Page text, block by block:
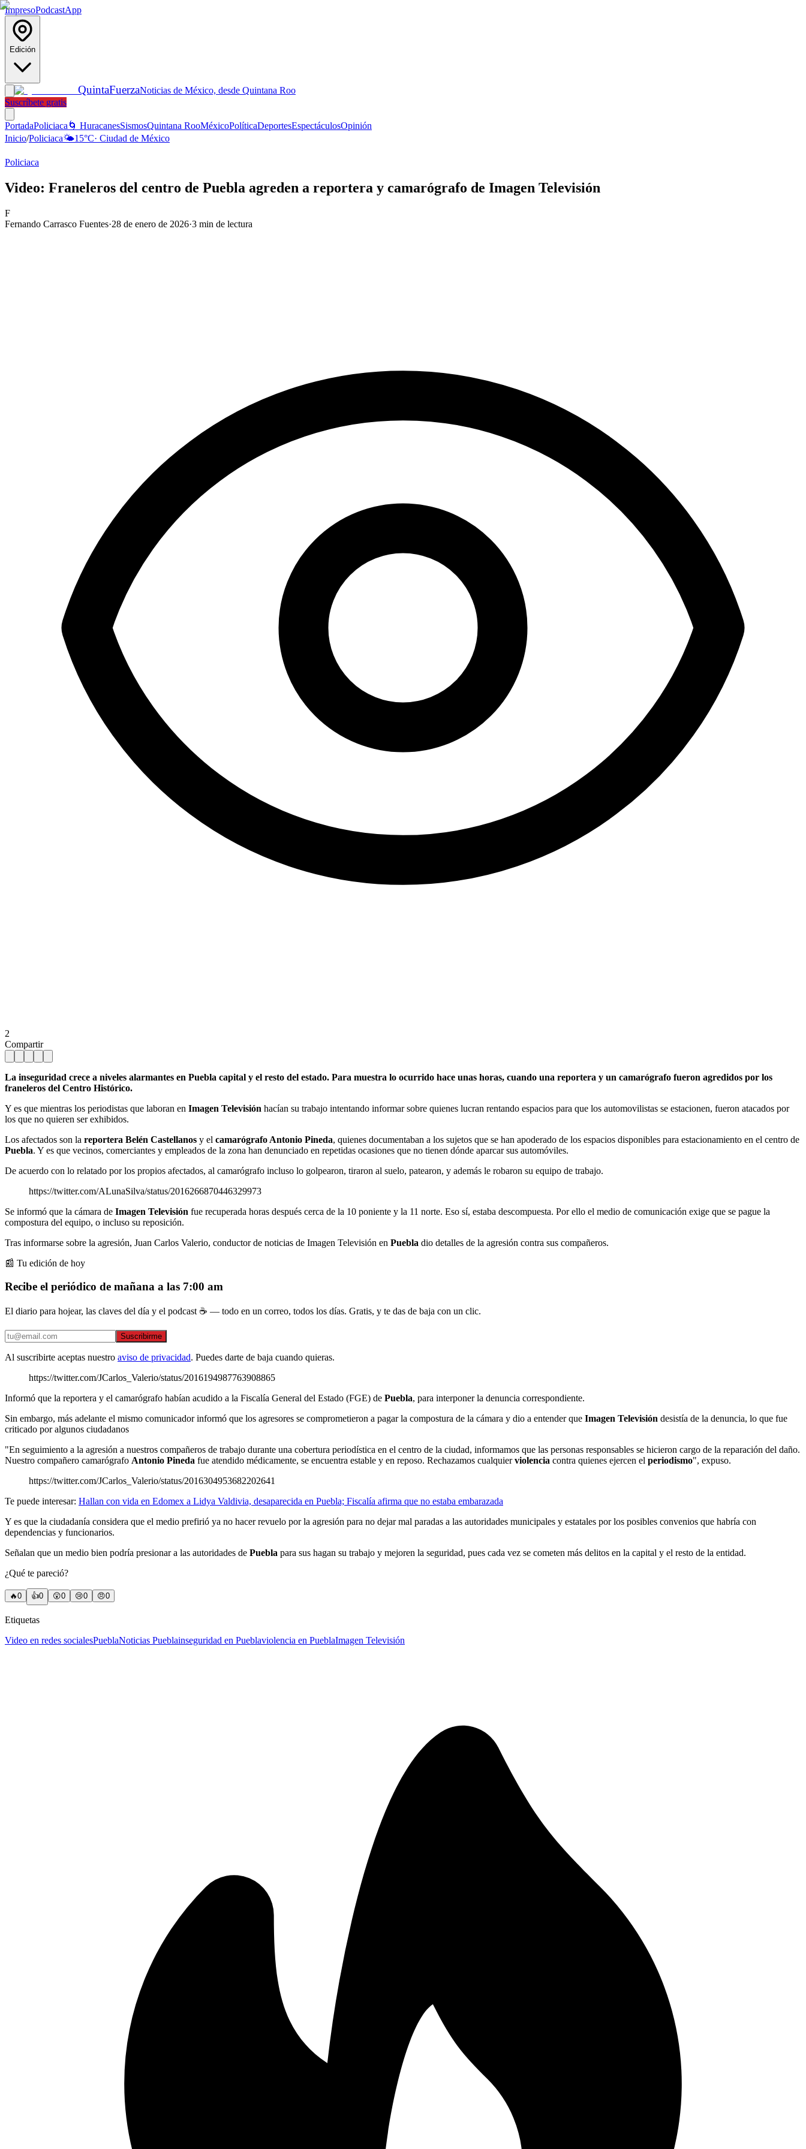
ImpresoPodcastApp
Edición
QuintaFuerzaNoticias de México, desde Quintana Roo
Suscríbete gratis
PortadaPoliciaca 🌀 HuracanesSismosQuintana RooMéxicoPolíticaDeportesEspectáculosOpinión
Inicio/Policiaca🌤️15°C· Ciudad de México
Policiaca
Video: Franeleros del centro de Puebla agreden a reportera y camarógrafo de Imagen Televisión
F
Fernando Carrasco Fuentes·28 de enero de 2026·3 min de lectura
2
Compartir
La inseguridad crece a niveles alarmantes en Puebla capital y el resto del estado. Para muestra lo ocurrido hace unas horas, cuando una reportera y un camarógrafo fueron agredidos por los
franeleros del Centro Histórico.
Y es que mientras los periodistas que laboran en Imagen Televisión hacían su trabajo intentando informar sobre quienes lucran rentando espacios para que los automovilistas se estacionen, fueron atacados por
los que no quieren ser exhibidos.
Los afectados son la reportera Belén Castellanos y el camarógrafo Antonio Pineda, quienes documentaban a los sujetos que se han apoderado de los espacios disponibles para estacionamiento en el centro de
Puebla. Y es que vecinos, comerciantes y empleados de la zona han denunciado en repetidas ocasiones que no tienen dónde aparcar sus automóviles.
De acuerdo con lo relatado por los propios afectados, al camarógrafo incluso lo golpearon, tiraron al suelo, patearon, y además le robaron su equipo de trabajo.
https://twitter.com/ALunaSilva/status/2016266870446329973
Se informó que la cámara de Imagen Televisión fue recuperada horas después cerca de la 10 poniente y la 11 norte. Eso sí, estaba descompuesta. Por ello el medio de comunicación exige que se pague la
compostura del equipo, o incluso su reposición.
Tras informarse sobre la agresión, Juan Carlos Valerio, conductor de noticias de Imagen Televisión en Puebla dio detalles de la agresión contra sus compañeros.
📰 Tu edición de hoy
Recibe el periódico de mañana a las 7:00 am
El diario para hojear, las claves del día y el podcast ☕ — todo en un correo, todos los días. Gratis, y te das de baja con un clic.
Suscribirme
Al suscribirte aceptas nuestro aviso de privacidad. Puedes darte de baja cuando quieras.
https://twitter.com/JCarlos_Valerio/status/2016194987763908865
Informó que la reportera y el camarógrafo habían acudido a la Fiscalía General del Estado (FGE) de Puebla, para interponer la denuncia correspondiente.
Sin embargo, más adelante el mismo comunicador informó que los agresores se comprometieron a pagar la compostura de la cámara y dio a entender que Imagen Televisión desistía de la denuncia, lo que fue
criticado por algunos ciudadanos
"En seguimiento a la agresión a nuestros compañeros de trabajo durante una cobertura periodística en el centro de la ciudad, informamos que las personas responsables se hicieron cargo de la reparación del daño.
Nuestro compañero camarógrafo Antonio Pineda fue atendido médicamente, se encuentra estable y en reposo. Rechazamos cualquierviolencia contra quienes ejercen el periodismo", expuso.
https://twitter.com/JCarlos_Valerio/status/2016304953682202641
Te puede interesar: Hallan con vida en Edomex a Lidya Valdivia, desaparecida en Puebla; Fiscalía afirma que no estaba embarazada
Y es que la ciudadanía considera que el medio prefirió ya no hacer revuelo por la agresión para no dejar mal paradas a las autoridades municipales y estatales por los posibles convenios que habría con
dependencias y funcionarios.
Señalan que un medio bien podría presionar a las autoridades de Puebla para sus hagan su trabajo y mejoren la seguridad, pues cada vez se cometen más delitos en la capital y el resto de la entidad.
¿Qué te pareció?
🔥0 👍0 😲0 😢0 😠0
Etiquetas
Video en redes socialesPueblaNoticias Pueblainseguridad en Pueblaviolencia en PueblaImagen Televisión